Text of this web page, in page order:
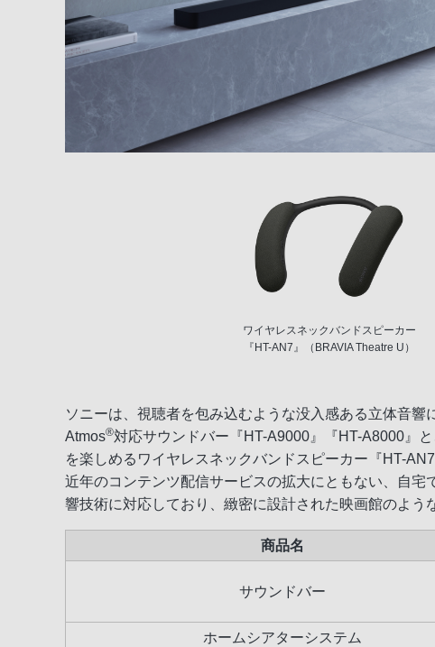
ワイヤレスネックバンドスピーカー
『HT-AN7』（BRAVIA Theatre U）
ソニーは、視聴者を包み込むような没入感ある立体音
Atmos®対応サウンドバー『HT-A9000』『HT-A8000』
を楽しめるワイヤレスネックバンドスピーカー『HT-AN7
近年のコンテンツ配信サービスの拡大にともない、自
響技術に対応しており、緻密に設計された映画館のよう
商品名
サウンドバー
ホームシアターシステム